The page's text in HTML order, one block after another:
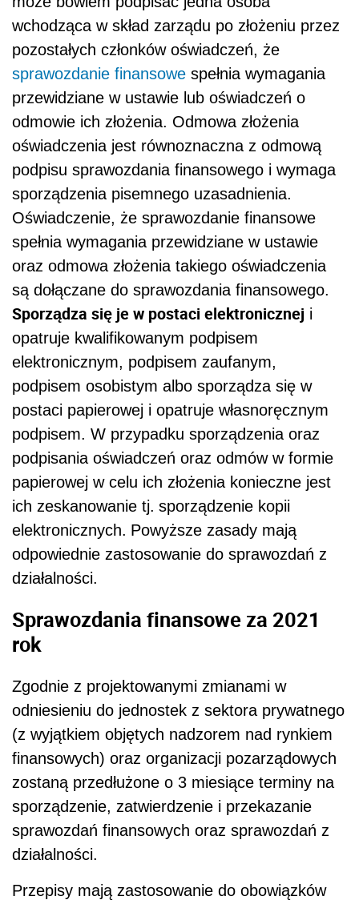
wchodząca w skład zarządu po złożeniu przez
pozostałych członków oświadczeń, że
sprawozdanie finansowe spełnia wymagania
przewidziane w ustawie lub oświadczeń o
odmowie ich złożenia. Odmowa złożenia
oświadczenia jest równoznaczna z odmową
podpisu sprawozdania finansowego i wymaga
sporządzenia pisemnego uzasadnienia.
Oświadczenie, że sprawozdanie finansowe
spełnia wymagania przewidziane w ustawie
oraz odmowa złożenia takiego oświadczenia
są dołączane do sprawozdania finansowego.
Sporządza się je w postaci elektronicznej i
opatruje kwalifikowanym podpisem
elektronicznym, podpisem zaufanym,
podpisem osobistym albo sporządza się w
postaci papierowej i opatruje własnoręcznym
podpisem. W przypadku sporządzenia oraz
podpisania oświadczeń oraz odmów w formie
papierowej w celu ich złożenia konieczne jest
ich zeskanowanie tj. sporządzenie kopii
elektronicznych. Powyższe zasady mają
odpowiednie zastosowanie do sprawozdań z
działalności.
Sprawozdania finansowe za 2021
rok
Zgodnie z projektowanymi zmianami w
odniesieniu do jednostek z sektora prywatnego
(z wyjątkiem objętych nadzorem nad rynkiem
finansowych) oraz organizacji pozarządowych
zostaną przedłużone o 3 miesiące terminy na
sporządzenie, zatwierdzenie i przekazanie
sprawozdań finansowych oraz sprawozdań z
działalności.
Przepisy mają zastosowanie do obowiązków